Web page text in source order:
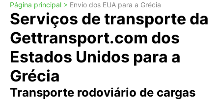
Página principal > Envio dos EUA para a Grécia
Serviços de transporte da
Gettransport.com dos
Estados Unidos para a
Grécia
Transporte rodoviário de cargas